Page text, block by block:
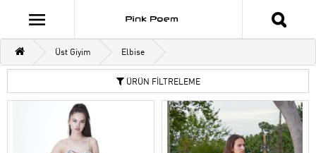
Üst Giyim Elbise
ÜRÜN FİLTRELEME